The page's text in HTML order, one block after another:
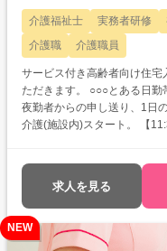
介護福祉士 実務者研修
介護職
介護職員
サービス付き高齢者向け住
ただきます。 ○○○とある日勤帯のタイムスケジュール○○○ 【8:30】出勤。
夜勤者からの申し送り、1日の業務の流れの
介護(施設内)スタート。 【11:30】昼食のため、休んでいる入居者様の離
守りを行いながら記録の記
力で摂取できない人の食事介助 【17:30】業務終了 ※雇用期間の
り:1年 ※契約の更新有(原則
求人を見る
NEW